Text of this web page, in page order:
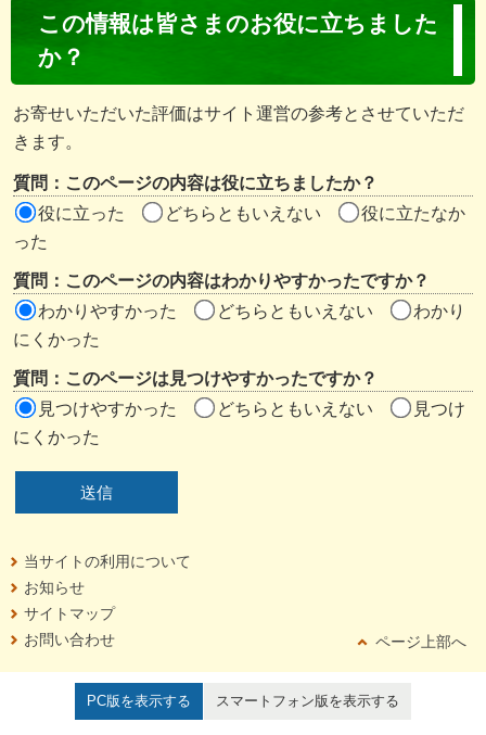
ン
ン
ツ
評
価
ア
この情報は皆さまのお役に立ちました
か？
お寄せいただいた評価はサイト運営の参考とさせていただ
きます。
質問：このページの内容は役に立ちましたか？
役に立った
どちらともいえない
役に立たなか
った
質問：このページの内容はわかりやすかったですか？
わかりやすかった
どちらともいえない
わかり
にくかった
質問：このページは見つけやすかったですか？
見つけやすかった
どちらともいえない
見つけ
にくかった
当サイトの利用について
お知らせ
サイトマップ
お問い合わせ
ページ上部へ
PC版を表示する スマートフォン版を表示する